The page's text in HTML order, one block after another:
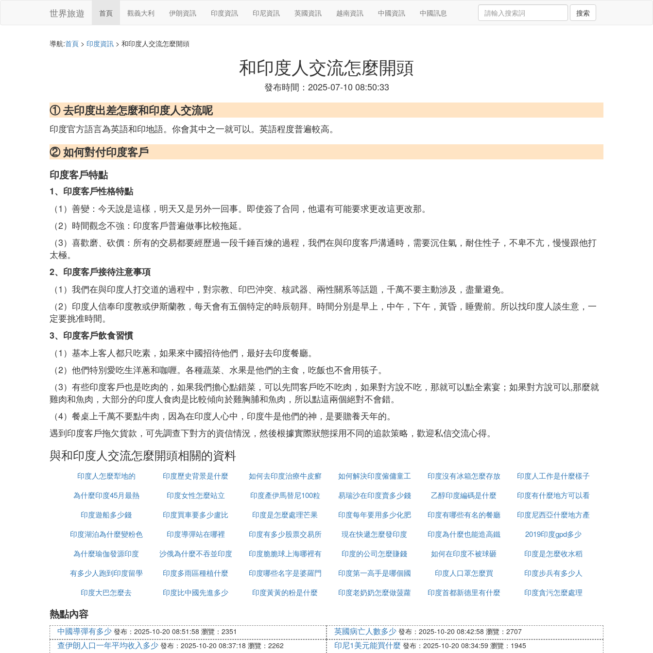
世界旅遊 首頁 觀義大利 伊朗資訊 印度資訊 印尼資訊 英國資訊 越南資訊 中國資訊 中國訊息 搜索
導航:首頁 > 印度資訊 > 和印度人交流怎麼開頭
和印度人交流怎麼開頭
發布時間：2025-07-10 08:50:33
① 去印度出差怎麼和印度人交流呢
印度官方語言為英語和印地語。你會其中之一就可以。英語程度普遍較高。
② 如何對付印度客戶
印度客戶特點
1、印度客戶性格特點
（1）善變：今天說是這樣，明天又是另外一回事。即使簽了合同，他還有可能要求更改這更改那。
（2）時間觀念不強：印度客戶普遍做事比較拖延。
（3）喜歡磨、砍價：所有的交易都要經歷過一段千錘百煉的過程，我們在與印度客戶溝通時，需要沉住氣，耐住性子，不卑不亢，慢慢跟他打
太極。
2、印度客戶接待注意事項
（1）我們在與印度人打交道的過程中，對宗教、印巴沖突、核武器、兩性關系等話題，千萬不要主動涉及，盡量避免。
（2）印度人信奉印度教或伊斯蘭教，每天會有五個特定的時辰朝拜。時間分別是早上，中午，下午，黃昏，睡覺前。所以找印度人談生意，一
定要挑准時間。
3、印度客戶飲食習慣
（1）基本上客人都只吃素，如果來中國招待他們，最好去印度餐廳。
（2）他們特別愛吃生洋蔥和咖喱。各種蔬菜、水果是他們的主食，吃飯也不會用筷子。
（3）有些印度客戶也是吃肉的，如果我們擔心點錯菜，可以先問客戶吃不吃肉，如果對方說不吃，那就可以點全素宴；如果對方說可以,那麼就
雞肉和魚肉，大部分的印度人食肉是比較傾向於雞胸脯和魚肉，所以點這兩個絕對不會錯。
（4）餐桌上千萬不要點牛肉，因為在印度人心中，印度牛是他們的神，是要贍養天年的。
遇到印度客戶拖欠貨款，可先調查下對方的資信情況，然後根據實際狀態採用不同的追款策略，歡迎私信交流心得。
與和印度人交流怎麼開頭相關的資料
印度人怎麼犁地的 印度歷史背景是什麼 如何去印度治療牛皮癬
如何解決印度僱傭童工
的問題
印度沒有冰箱怎麼存放
食物
印度人工作是什麼樣子
為什麼印度45月最熱
印度女性怎麼站立
印度產伊馬替尼100粒
裝多少錢
易瑞沙在印度賣多少錢
一粒
乙醇印度編碼是什麼
印度有什麼地方可以看
到太陽
印度遊船多少錢 印度買車要多少盧比 印度是怎麼處理芒果 印度每年要用多少化肥 印度有哪些有名的餐廳
印度尼西亞什麼地方產
榴槤
印度湖泊為什麼變粉色 印度導彈站在哪裡 印度有多少股票交易所 現在快遞怎麼發印度 印度為什麼也能造高鐵
2019印度gpd多少
為什麼瑜伽發源印度
沙俄為什麼不吞並印度 印度脆脆球上海哪裡有 印度的公司怎麼賺錢 如何在印度不被球砸
印度是怎麼收水稻
有多少人跑到印度留學
印度多雨區種植什麼
印度哪些名字是婆羅門
種姓
印度第一高手是哪個國
家
印度人口罩怎麼買
印度步兵有多少人
印度大巴怎麼去
印度比中國先進多少 印度黃黃的粉是什麼 印度老奶奶怎麼做菠蘿
印度首都新德里有什麼
印度貪污怎麼處理
熱點內容
中國導彈有多少 發布：2025-10-20 08:51:58 瀏覽：2351 英國病亡人數多少 發布：2025-10-20 08:42:58 瀏覽：2707
查伊朗人口一年平均收入多少 發布：2025-10-20 08:37:18 瀏覽：2262 印尼1美元能買什麼 發布：2025-10-20 08:34:59 瀏覽：1945